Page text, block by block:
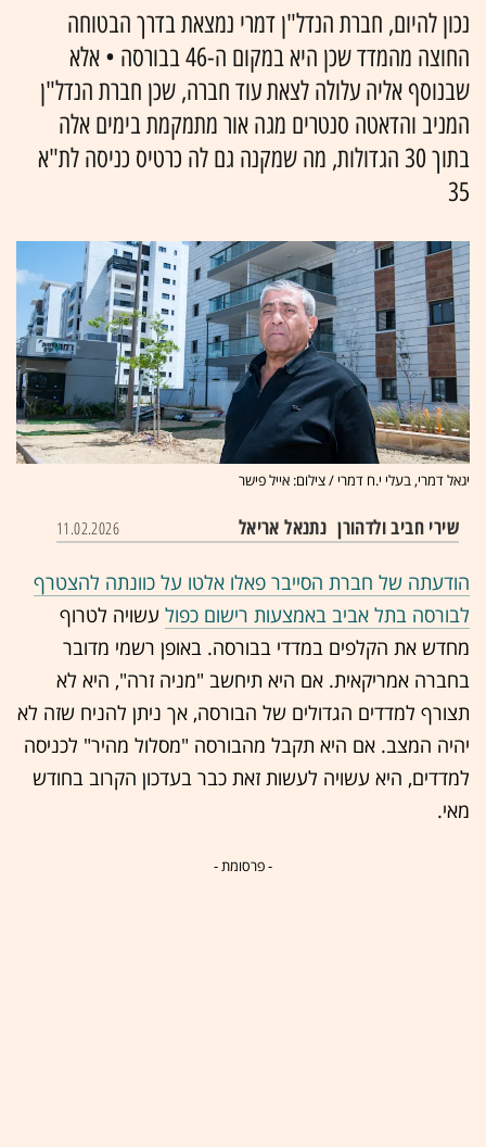
נכון להיום, חברת הנדל"ן דמרי נמצאת בדרך הבטוחה
החוצה מהמדד שכן היא במקום ה-46 בבורסה • אלא
שבנוסף אליה עלולה לצאת עוד חברה, שכן חברת הנדל"ן
המניב והדאטה סנטרים מגה אור מתמקמת בימים אלה
בתוך 30 הגדולות, מה שמקנה גם לה כרטיס כניסה לת"א
35
יגאל דמרי, בעלי י.ח דמרי / צילום: אייל פישר
שירי חביב ולדהורן נתנאל אריאל 11.02.2026
הודעתה של חברת הסייבר פאלו אלטו על כוונתה להצטרף
לבורסה בתל אביב באמצעות רישום כפול עשויה לטרוף
מחדש את הקלפים במדדי בבורסה. באופן רשמי מדובר
בחברה אמריקאית. אם היא תיחשב "מניה זרה", היא לא
תצורף למדדים הגדולים של הבורסה, אך ניתן להניח שזה לא
יהיה המצב. אם היא תקבל מהבורסה "מסלול מהיר" לכניסה
למדדים, היא עשויה לעשות זאת כבר בעדכון הקרוב בחודש
מאי.
- פרסומת -